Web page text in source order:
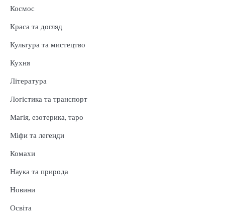
Космос
Краса та догляд
Культура та мистецтво
Кухня
Література
Логістика та транспорт
Магія, езотерика, таро
Міфи та легенди
Комахи
Наука та природа
Новини
Освіта